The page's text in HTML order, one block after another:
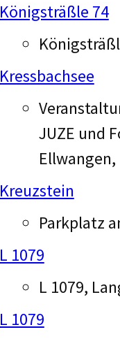
Königsträßle 74
Kressbachsee
JUZE und
Kreuzstein
Parkplatz
L 1079
L 1079,
L 1079